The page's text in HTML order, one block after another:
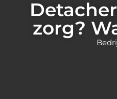
zorg?